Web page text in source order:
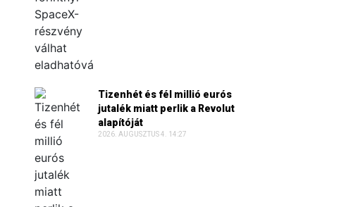
Tizenhét és fél millió eurós
jutalék miatt perlik a Revolut
alapítóját
2026. AUGUSZTUS 4. 14:27